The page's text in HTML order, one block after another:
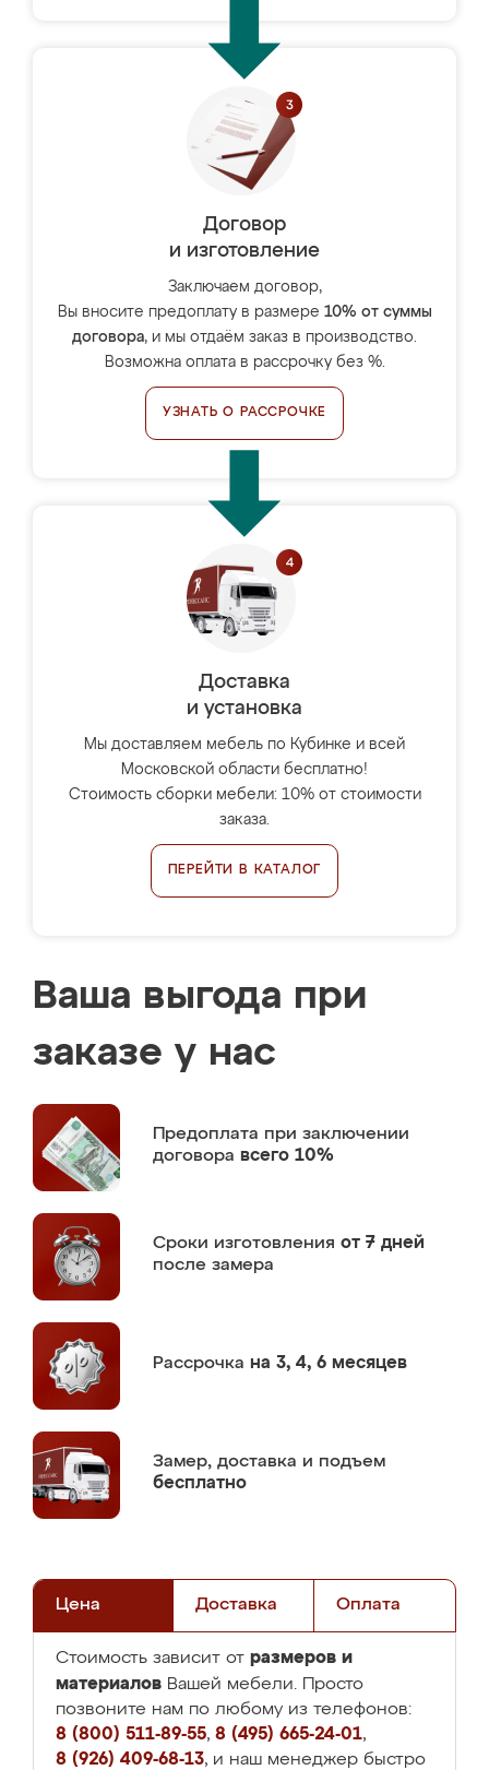
Договор
и изготовление
Заключаем договор,
Вы вносите предоплату в размере 10% от суммы
договора, и мы отдаём заказ в производство.
Возможна оплата в рассрочку без %.
УЗНАТЬ О РАССРОЧКЕ
Доставка
и установка
Мы доставляем мебель по Кубинке и всей
Московской области бесплатно!
Стоимость сборки мебели: 10% от стоимости
заказа.
ПЕРЕЙТИ В КАТАЛОГ
Ваша выгода при
заказе у нас
Предоплата при заключении
договора всего 10%
Сроки изготовления от 7 дней
после замера
Рассрочка на 3, 4, 6 месяцев
Замер, доставка и подъем
бесплатно
Цена Доставка Оплата
Стоимость зависит от размеров и
материалов Вашей мебели. Просто
позвоните нам по любому из телефонов:
8 (800) 511-89-55, 8 (495) 665-24-01,
8 (926) 409-68-13, и наш менеджер быстро